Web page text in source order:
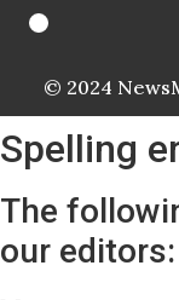
© 2024
Spelling
The
our editors: